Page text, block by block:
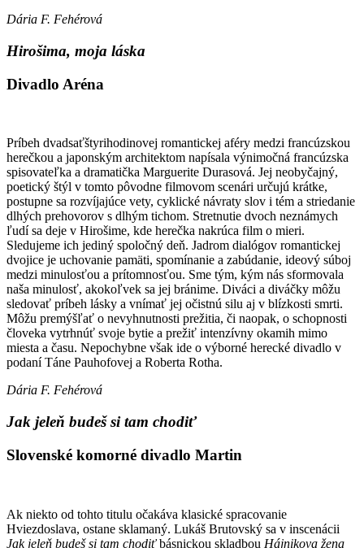
Dária F. Fehérová
Hirošima, moja láska
Divadlo Aréna
Príbeh dvadsaťštyrihodinovej romantickej aféry medzi francúzskou
herečkou a japonským architektom napísala výnimočná francúzska
spisovateľka a dramatička Marguerite Durasová. Jej neobyčajný,
poetický štýl v tomto pôvodne filmovom scenári určujú krátke,
postupne sa rozvíjajúce vety, cyklické návraty slov i tém a striedanie
dlhých prehovorov s dlhým tichom. Stretnutie dvoch neznámych
ľudí sa deje v Hirošime, kde herečka nakrúca film o mieri.
Sledujeme ich jediný spoločný deň. Jadrom dialógov romantickej
dvojice je uchovanie pamäti, spomínanie a zabúdanie, ideový súboj
medzi minulosťou a prítomnosťou. Sme tým, kým nás sformovala
naša minulosť, akokoľvek sa jej bránime. Diváci a diváčky môžu
sledovať príbeh lásky a vnímať jej očistnú silu aj v blízkosti smrti.
Môžu premýšľať o nevyhnutnosti prežitia, či naopak, o schopnosti
človeka vytrhnúť svoje bytie a prežiť intenzívny okamih mimo
miesta a času. Nepochybne však ide o výborné herecké divadlo v
podaní Táne Pauhofovej a Roberta Rotha.
Dária F. Fehérová
Jak jeleň budeš si tam chodiť
Slovenské komorné divadlo Martin
Ak niekto od tohto titulu očakáva klasické spracovanie
Hviezdoslava, ostane sklamaný. Lukáš Brutovský sa v inscenácii
Jak jeleň budeš si tam chodiťbásnickou skladbou Hájnikova žena